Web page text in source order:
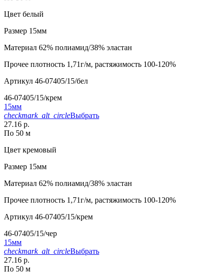
Цвет белый
Размер 15мм
Материал 62% полиамид/38% эластан
Прочее плотность 1,71г/м, растяжимость 100-120%
Артикул 46-07405/15/бел
46-07405/15/крем
15мм
checkmark_alt_circleВыбрать
27.16 р.
По 50 м
Цвет кремовый
Размер 15мм
Материал 62% полиамид/38% эластан
Прочее плотность 1,71г/м, растяжимость 100-120%
Артикул 46-07405/15/крем
46-07405/15/чер
15мм
checkmark_alt_circleВыбрать
27.16 р.
По 50 м